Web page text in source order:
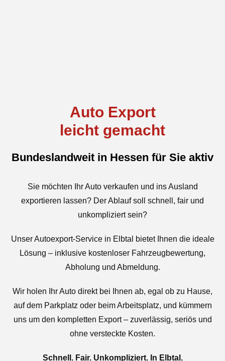
Auto Export
leicht gemacht
Bundeslandweit in Hessen für Sie aktiv
Sie möchten Ihr Auto verkaufen und ins Ausland
exportieren lassen? Der Ablauf soll schnell, fair und
unkompliziert sein?
Unser Autoexport-Service in Elbtal bietet Ihnen die ideale
Lösung – inklusive kostenloser Fahrzeugbewertung,
Abholung und Abmeldung.
Wir holen Ihr Auto direkt bei Ihnen ab, egal ob zu Hause,
auf dem Parkplatz oder beim Arbeitsplatz, und kümmern
uns um den kompletten Export – zuverlässig, seriös und
ohne versteckte Kosten.
Schnell. Fair. Unkompliziert. In Elbtal.